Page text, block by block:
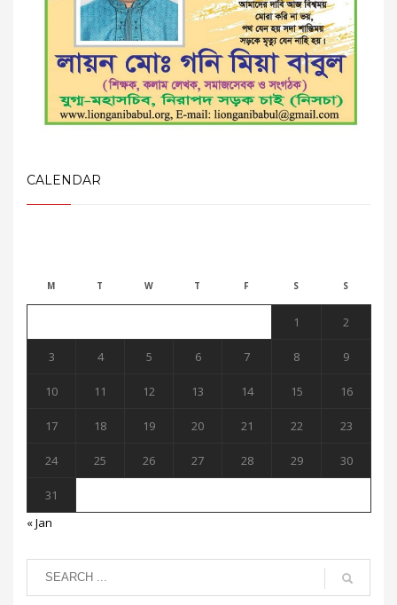
CALENDAR
M T W T F S S
1 2
3 4 5 6 7 8 9
10 11 12 13 14 15 16
17 18 19 20 21 22 23
24 25 26 27 28 29 30
31
« Jan